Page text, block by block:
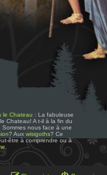
le Chateau : La fabuleuse
Chateau! A t-il à la fin du
nous face à une
? Aux wisigoths? Ce
être à comprendre ou à